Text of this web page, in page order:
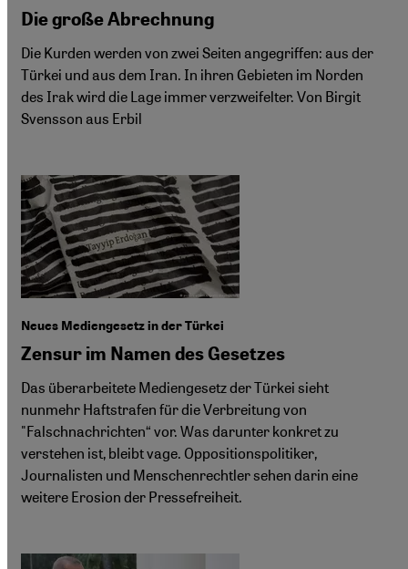
Die große Abrechnung
Die Kurden werden von zwei Seiten angegriffen: aus der
Türkei und aus dem Iran. In ihren Gebieten im Norden
des Irak wird die Lage immer verzweifelter. Von Birgit
Svensson aus Erbil
Neues Mediengesetz in der Türkei
Zensur im Namen des Gesetzes
Das überarbeitete Mediengesetz der Türkei sieht
nunmehr Haftstrafen für die Verbreitung von
"Falschnachrichten“ vor. Was darunter konkret zu
verstehen ist, bleibt vage. Oppositionspolitiker,
Journalisten und Menschenrechtler sehen darin eine
weitere Erosion der Pressefreiheit.